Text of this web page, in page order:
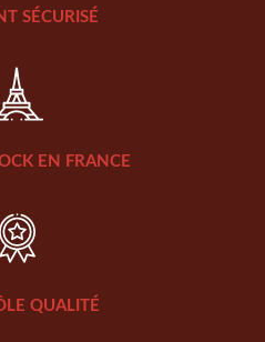
SÉCURISÉ
EN FRANCE
QUALITÉ